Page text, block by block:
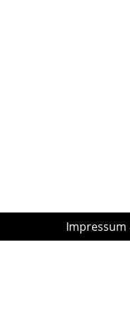
Impressum